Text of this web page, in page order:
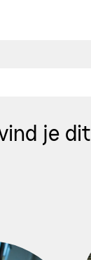
je dit